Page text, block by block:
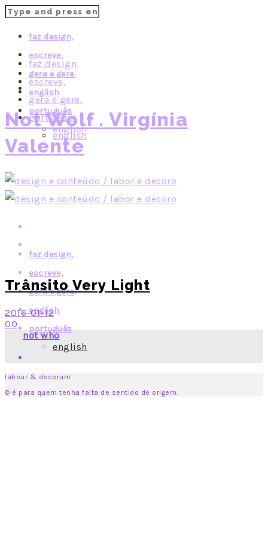
faz design,
escreve,
gera e gere.
english
português
english
faz design,
escreve,
gera e gere.
português
english
Not Wolf . Virgínia
Valente
faz design,
escreve,
gera e gere.
english
português
english
Trânsito Very Light
2016-01-12
00
not who
labour & decorum
© é para quem tenha falta de sentido de origem.